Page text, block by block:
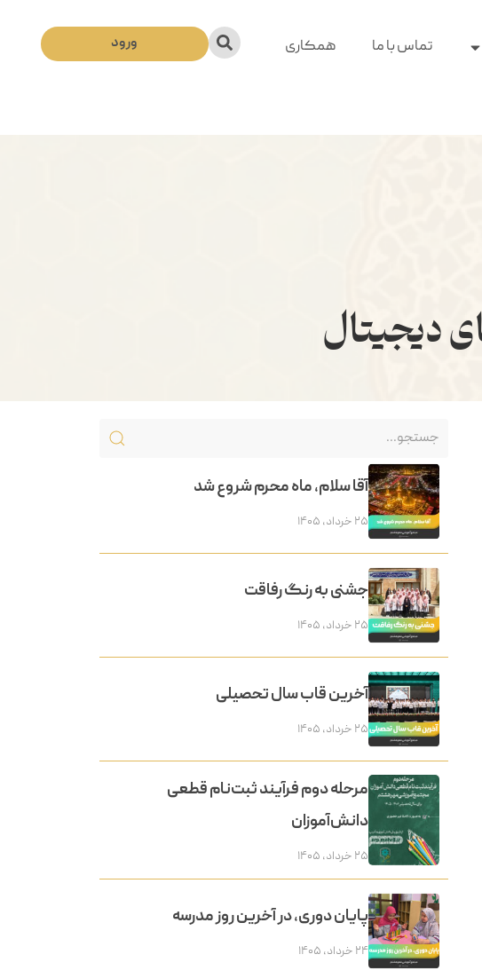
تماس با ما
همکاری
ورود
دیجیتال
آقا سلام، ماه محرم شروع شد
۲۵ خرداد, ۱۴۰۵
جشنی به رنگ رفاقت
۲۵ خرداد, ۱۴۰۵
آخرین قاب سال تحصیلی
۲۵ خرداد, ۱۴۰۵
مرحله دوم فرآیند ثبت‌نام قطعی
دانش‌آموزان
۲۵ خرداد, ۱۴۰۵
پایان دوری، در آخرین روز مدرسه
۲۴ خرداد, ۱۴۰۵